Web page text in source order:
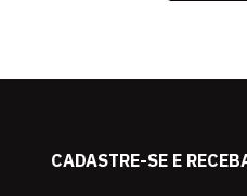
CADASTRE-SE E